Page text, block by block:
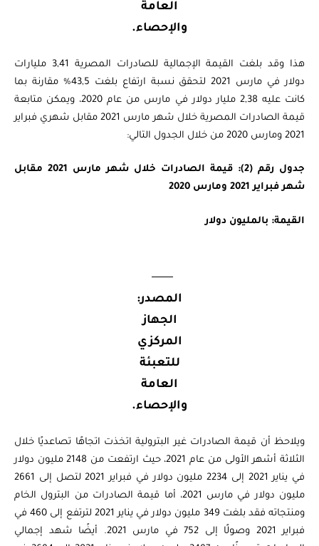
العامة
والإحصاء.
هذا وقد بلغت القيمة الإجمالية للصادرات المصرية 3,41 مليارات
دولار في مارس 2021 لتحقق نسبة ارتفاع بلغت 43,5% مقارنة بما
كانت عليه 2,38 مليار دولار في مارس من عام 2020، ويمكن متابعة
قيمة الصادرات المصرية خلال شهر مارس 2021 مقابل شهري فبراير
2021 ومارس 2020 من خلال الجدول التالي:
جدول رقم (2): قيمة الصادرات خلال شهر مارس 2021 مقابل
شهر فبراير 2021 ومارس 2020
القيمة: بالمليون دولار
المصدر:
الجهاز
المركزي
للتعبئة
العامة
والإحصاء.
ويلاحظ أن قيمة الصادرات غير البترولية اتخذت اتجاهًا تصاعديًا خلال
الثلاثة أشهر الأولى من عام 2021، حيث ارتفعت من 2148 مليون دولار
في يناير 2021 إلى 2234 مليون دولار في فبراير 2021 لتصل إلى 2661
مليون دولار في مارس 2021، أما قيمة الصادرات من البترول الخام
ومنتجاته فقد بلغت 349 مليون دولار في يناير 2021 لترتفع إلى 460 في
فبراير 2021 وصولًا إلى 752 في مارس 2021. أيضًا شهد إجمالي